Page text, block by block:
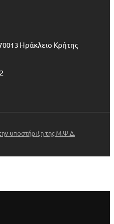
Ηράκλειο Κρήτης
υποστήριξη της Μ.Ψ.Δ.